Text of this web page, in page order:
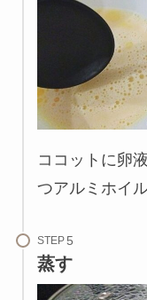
ココットに卵
つアルミホイ
STEP
蒸す